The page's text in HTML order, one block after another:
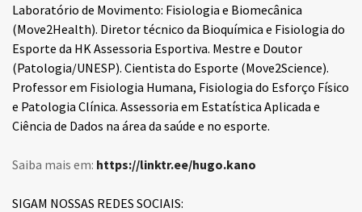
Laboratório de Movimento: Fisiologia e Biomecânica
(Move2Health). Diretor técnico da Bioquímica e Fisiologia do
Esporte da HK Assessoria Esportiva. Mestre e Doutor
(Patologia/UNESP). Cientista do Esporte (Move2Science).
Professor em Fisiologia Humana, Fisiologia do Esforço Físico
e Patologia Clínica. Assessoria em Estatística Aplicada e
Ciência de Dados na área da saúde e no esporte.
Saiba mais em: https://linktr.ee/hugo.kano
SIGAM NOSSAS REDES SOCIAIS: